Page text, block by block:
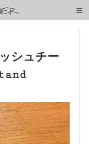
シュチー